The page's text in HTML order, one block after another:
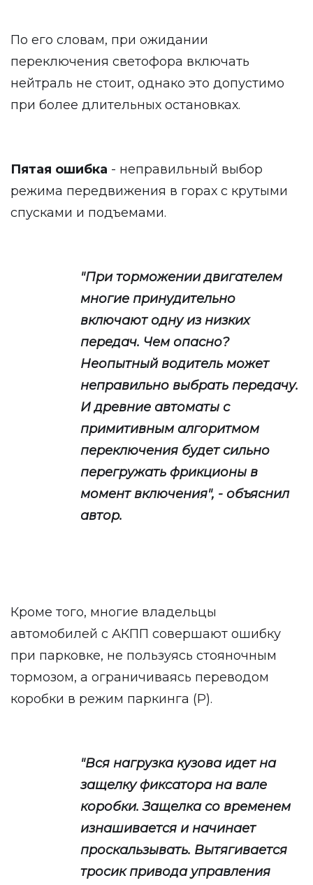
По его словам, при ожидании
переключения светофора включать
нейтраль не стоит, однако это допустимо
при более длительных остановках.
Пятая ошибка - неправильный выбор
режима передвижения в горах с крутыми
спусками и подъемами.
"При торможении двигателем
многие принудительно
включают одну из низких
передач. Чем опасно?
Неопытный водитель может
неправильно выбрать передачу.
И древние автоматы с
примитивным алгоритмом
переключения будет сильно
перегружать фрикционы в
момент включения", - объяснил
автор.
Кроме того, многие владельцы
автомобилей с АКПП совершают ошибку
при парковке, не пользуясь стояночным
тормозом, а ограничиваясь переводом
коробки в режим паркинга (P).
"Вся нагрузка кузова идет на
защелку фиксатора на вале
коробки. Защелка со временем
изнашивается и начинает
проскальзывать. Вытягивается
тросик привода управления